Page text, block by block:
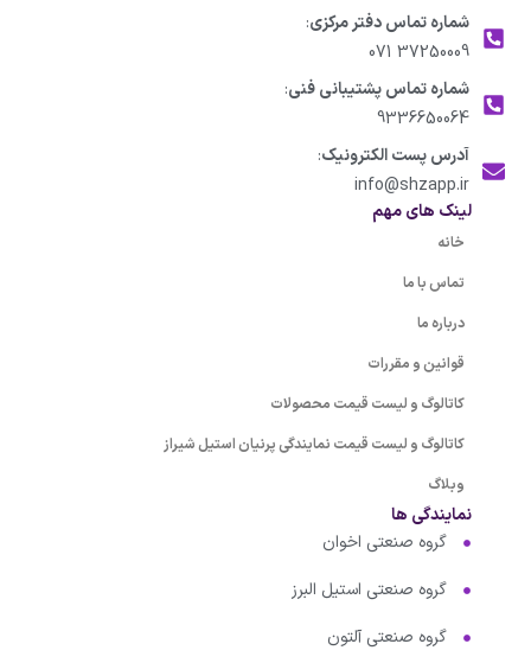
شماره تماس دفتر مرکزی:
37250009 071
شماره تماس پشتیبانی فنی:
9336650064
آدرس پست الکترونیک:
info@shzapp.ir
لینک های مهم
خانه
تماس با ما
درباره ما
قوانین و مقررات
کاتالوگ و لیست قیمت محصولات
کاتالوگ و لیست قیمت نمایندگی پرنیان استیل شیراز
وبلاگ
نمایندگی ها
گروه صنعتی اخوان
گروه صنعتی استیل البرز
گروه صنعتی آلتون